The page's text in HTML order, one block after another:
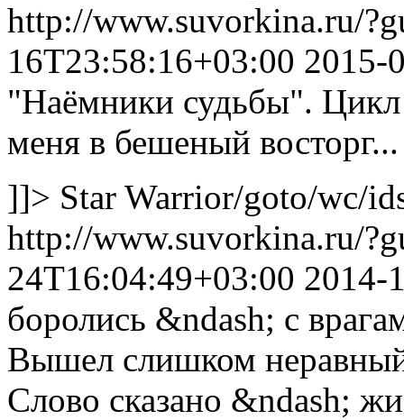
http://www.suvorkina.ru/
16T23:58:16+03:00 2015-
"Наёмники судьбы". Цикл
меня в бешеный восторг...
]]> Star Warrior/goto/wc/
http://www.suvorkina.ru/
24T16:04:49+03:00 2014-
боролись &ndash; с
Вышел слишком
Слово сказано &ndash;